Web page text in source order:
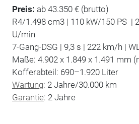
Preis: ab 43.350 € (brutto)
R4/1.498 cm3 | 110 kW/150 PS |
U/min
7-Gang-DSG | 9,3 s | 222 km/h |
Maße: 4.902 x 1.849 x 1.491 mm
Kofferabteil: 690–1.920 Liter
Wartung: 2 Jahre/30.000 km
Garantie: 2 Jahre